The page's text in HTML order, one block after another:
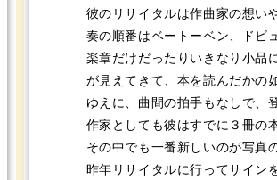
彼のリサイタルは作曲家の想い
奏の順番はベートーベン、ドビ
楽章だけだったりいきなり小品
が見えてきて、本を読んだかの
ゆえに、曲間の拍手もなしで、
作家としても彼はすでに３冊の
その中でも一番新しいのが写真
昨年リサイタルに行ってサイン